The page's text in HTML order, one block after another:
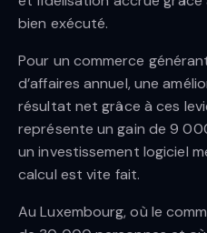
bien exécuté.
Pour un commerce
d’affaires annuel, une
résultat net grâce à ces
représente un gain de 9
un investissement logiciel
calcul est vite fait.
Au Luxembourg, où le